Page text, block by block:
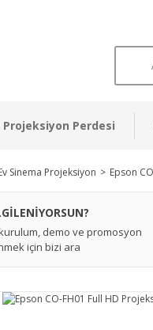
Projeksiyon Perdesi
Sinema Projeksiyon Epson
demo ve promosyon
için bizi ara